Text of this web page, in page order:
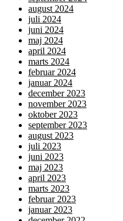
august 2024
juli 2024
juni 2024
maj 2024
april 2024
marts 2024
februar 2024
januar 2024
december 2023
november 2023
oktober 2023
september 2023
august 2023
juli 2023
juni 2023
maj 2023
april 2023
marts 2023
februar 2023
januar 2023